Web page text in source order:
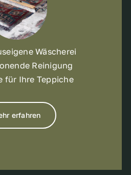
Wäscherei
Reinigung
für Ihre Teppiche
erfahren